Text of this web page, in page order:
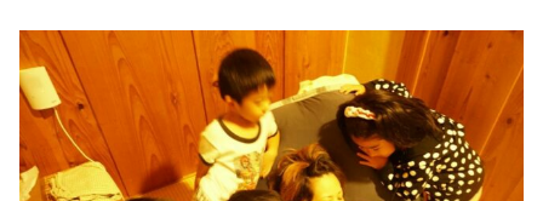
ゆいクリニックの経営理念
診療料金
妊婦健診